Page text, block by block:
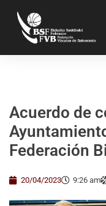
Acuerdo de
Federación
20/04/2023 9:26 am